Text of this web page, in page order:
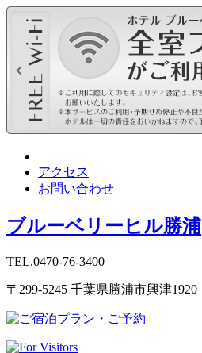
アクセス
お問い合わせ
ブルーベリーヒル勝浦
TEL.0470-76-3400
〒299-5245 千葉県勝浦市興津1920